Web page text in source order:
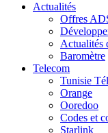
Actualités
Offres
Actualités
Baromètre
Telecom
Tunisie
Orange
Ooredoo
Codes et
Starlink